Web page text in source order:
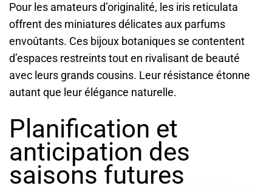
Pour les amateurs d’originalité, les iris reticulata
offrent des miniatures délicates aux parfums
envoûtants. Ces bijoux botaniques se contentent
d’espaces restreints tout en rivalisant de beauté
avec leurs grands cousins. Leur résistance étonne
autant que leur élégance naturelle.
Planification et
anticipation des
saisons futures